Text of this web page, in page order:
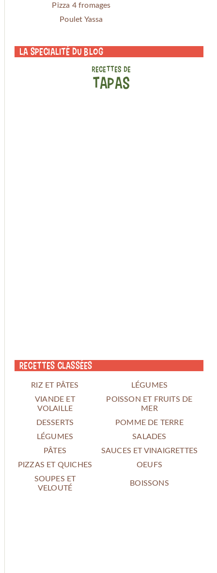
Pizza 4 fromages
Poulet Yassa
La specialité du blog
RECETTES DE
TAPAS
Recettes classées
RIZ ET PÂTES
LÉGUMES
VIANDE ET
VOLAILLE
POISSON ET FRUITS DE
MER
DESSERTS
POMME DE TERRE
LÉGUMES
SALADES
PÂTES
SAUCES ET VINAIGRETTES
PIZZAS ET QUICHES
OEUFS
SOUPES ET
VELOUTÉ
BOISSONS